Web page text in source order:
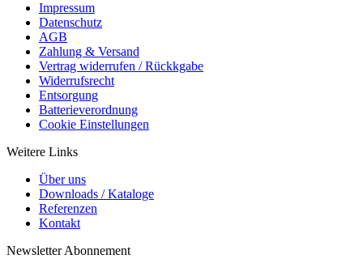
Impressum
Datenschutz
AGB
Zahlung & Versand
Vertrag widerrufen / Rückkgabe
Widerrufsrecht
Entsorgung
Batterieverordnung
Cookie Einstellungen
Weitere Links
Über uns
Downloads / Kataloge
Referenzen
Kontakt
Newsletter Abonnement